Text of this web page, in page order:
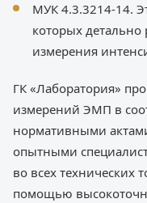
МУК 4.3.3214-14.
которых детально
измерения
ГК «Лаборатория»
измерений ЭМП в
нормативными
опытными
во всех технических
помощью